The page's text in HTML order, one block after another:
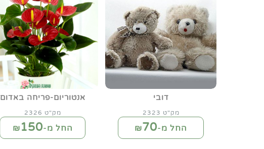
דובי
מק"ט 2323
החל מ-₪70
אנטוריום-פריחה באדום
מק"ט 2326
החל מ-₪150